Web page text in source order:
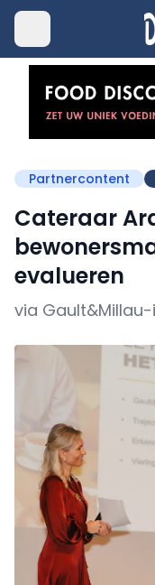
Partnercontent
Cateraar
evalueren
via